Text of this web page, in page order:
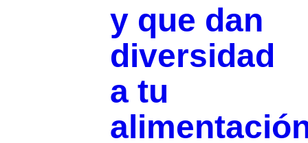
y que dan
diversidad
a tu